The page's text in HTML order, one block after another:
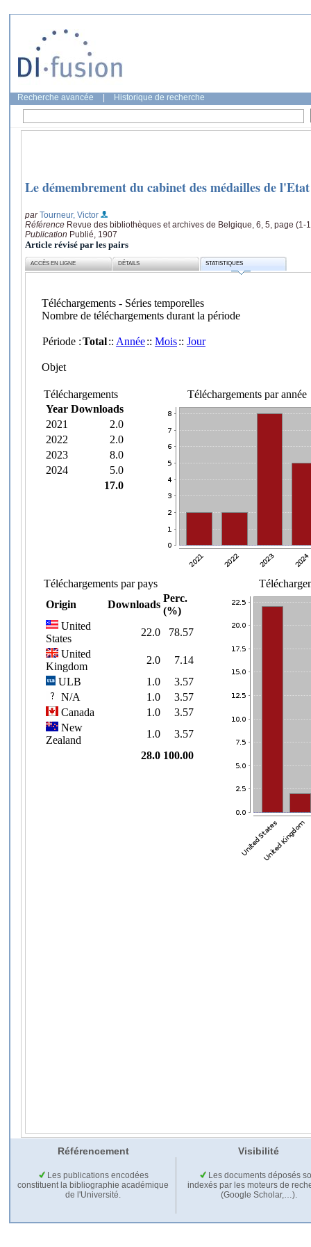
Recherche avancée Historique de recherche
Le démembrement du cabinet des médailles de l'Etat
parTourneur, Victor
Référence Revue des bibliothèques et archives de Belgique, 6, 5, page (1-
Publication Publié, 1907
Article révisé par les pairs
ACCÈS EN LIGNE DÉTAILS STATISTIQUES
Référencement Visibilité
Les publications encodées
constituent la bibliographie académique
de l'Université.
Les documents déposés
indexés par les moteurs de
(Google Scholar,…).